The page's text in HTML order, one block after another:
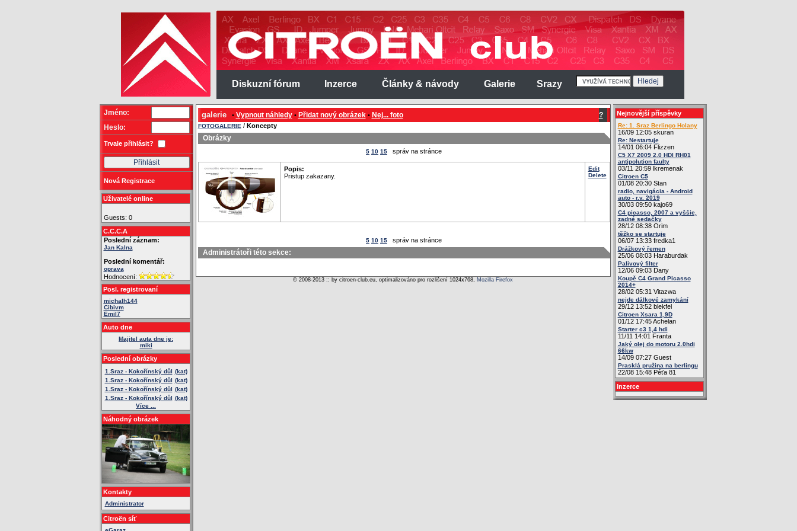
Diskuzní fórum Inzerce Články & návody Galerie Srazy
Jméno:
Heslo:
Trvale přihlásit?
Nová Registrace
Uživatelé online
Guests: 0
C.C.C.A
Poslední záznam:
Jan Kalna
Poslední komentář:
oprava
Hodnocení:
Posl. registrovaní
michalh144
Cibivm
Emil7
Auto dne
Majitel auta dne je:
miki
Poslední obrázky
1.Sraz - Kokořínský důl (kat)
1.Sraz - Kokořínský důl (kat)
1.Sraz - Kokořínský důl (kat)
1.Sraz - Kokořínský důl (kat)
Více ...
Náhodný obrázek
Kontakty
Administrator
Citroën síť
galerie• Vypnout náhledy• Přidat nový obrázek• Nej... foto ?
FOTOGALERIE / Koncepty
Obrázky
5 10 15 správ na stránce
Popis:
Pristup zakazany.
Edit
Delete
5 10 15 správ na stránce
Administrátoři této sekce:
© 2008-2013 :: by citroen-club.eu, optimalizováno pro rozlišení 1024x768, Mozilla Firefox
Nejnovější příspěvky
Re: 1. Sraz Berlingo Holany
16/09 12:05 skuran
Re: Nestartuje
14/01 06:04 Flizzen
C5 X7 2009 2.0 HDI RH01
antipolution faulty
03/11 20:59 lkremenak
Citroen C5
01/08 20:30 Stan
radio, navigácia - Android
auto - r.v. 2019
30/03 09:50 kajo69
C4 picasso, 2007 a vyššie,
zadné sedačky
28/12 08:38 Orim
těžko se startuje
06/07 13:33 fredka1
Drážkový řemen
25/06 08:03 Haraburdak
Palivový filter
12/06 09:03 Dany
Koupě C4 Grand Picasso
2014+
28/02 05:31 Vitazwa
nejde dálkové zamykání
29/12 13:52 blekfel
Citroen Xsara 1,9D
01/12 17:45 Achelan
Starter c3 1,4 hdi
11/11 14:01 Franta
Jaký olej do motoru 2.0hdi
66kw
14/09 07:27 Guest
Prasklá pružina na berlingu
22/08 15:48 Péťa 81
Inzerce